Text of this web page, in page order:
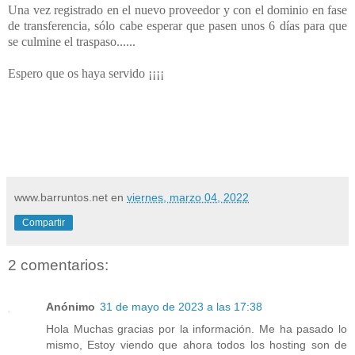
Una vez registrado en el nuevo proveedor y con el dominio en fase
de transferencia, sólo cabe esperar que pasen unos 6 días para que
se culmine el traspaso......
Espero que os haya servido ¡¡¡¡
www.barruntos.net en viernes, marzo 04, 2022
Compartir
2 comentarios:
Anónimo 31 de mayo de 2023 a las 17:38
Hola Muchas gracias por la información. Me ha pasado lo
mismo, Estoy viendo que ahora todos los hosting son de